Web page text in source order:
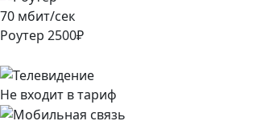
70 мбит/сек
Роутер 2500₽
Не входит в тариф